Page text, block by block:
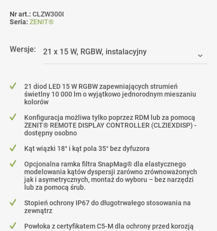
Nr art.: CLZW300I
Seria: ZENIT®
Wersje:
21 diod LED 15 W RGBW zapewniających strumień
świetlny 10 000 lm o wyjątkowo jednorodnym mieszaniu
kolorów
Konfiguracja możliwa tylko poprzez RDM lub za pomocą
ZENIT® REMOTE DISPLAY CONTROLLER (CLZIEXDISP) -
dostępny osobno
Kąt wiązki 18° i kąt pola 35° bez dyfuzora
Opcjonalna ramka filtra SnapMag® dla elastycznego
modelowania kątów dyspersji zarówno zrównoważonych
jak i asymetrycznych, montaż do wyboru – bez narzędzi
lub za pomocą śrub.
Stopień ochrony IP67 do długotrwałego stosowania na
zewnątrz
Powłoka z certyfikatem C5-M dla ochrony przed korozją